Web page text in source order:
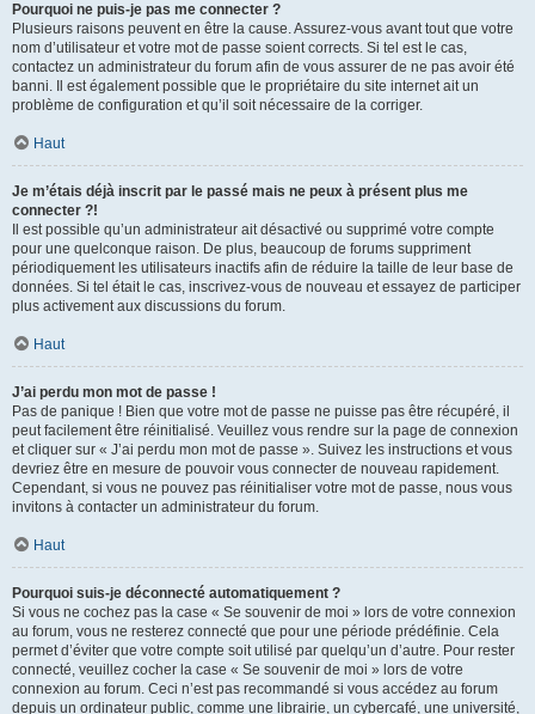
Pourquoi ne puis-je pas me connecter ?
Plusieurs raisons peuvent en être la cause. Assurez-vous avant tout que votre
nom d’utilisateur et votre mot de passe soient corrects. Si tel est le cas,
contactez un administrateur du forum afin de vous assurer de ne pas avoir été
banni. Il est également possible que le propriétaire du site internet ait un
problème de configuration et qu’il soit nécessaire de la corriger.
Haut
Je m’étais déjà inscrit par le passé mais ne peux à présent plus me
connecter ?!
Il est possible qu’un administrateur ait désactivé ou supprimé votre compte
pour une quelconque raison. De plus, beaucoup de forums suppriment
périodiquement les utilisateurs inactifs afin de réduire la taille de leur base de
données. Si tel était le cas, inscrivez-vous de nouveau et essayez de participer
plus activement aux discussions du forum.
Haut
J’ai perdu mon mot de passe !
Pas de panique ! Bien que votre mot de passe ne puisse pas être récupéré, il
peut facilement être réinitialisé. Veuillez vous rendre sur la page de connexion
et cliquer sur « J’ai perdu mon mot de passe ». Suivez les instructions et vous
devriez être en mesure de pouvoir vous connecter de nouveau rapidement.
Cependant, si vous ne pouvez pas réinitialiser votre mot de passe, nous vous
invitons à contacter un administrateur du forum.
Haut
Pourquoi suis-je déconnecté automatiquement ?
Si vous ne cochez pas la case « Se souvenir de moi » lors de votre connexion
au forum, vous ne resterez connecté que pour une période prédéfinie. Cela
permet d’éviter que votre compte soit utilisé par quelqu’un d’autre. Pour rester
connecté, veuillez cocher la case « Se souvenir de moi » lors de votre
connexion au forum. Ceci n’est pas recommandé si vous accédez au forum
depuis un ordinateur public, comme une librairie, un cybercafé, une université,